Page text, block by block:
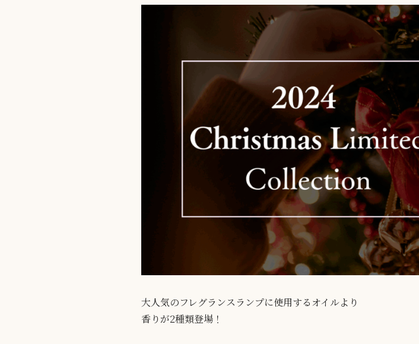
大人気のフレグランスランプに使用するオイルより
香りが2種類登場！